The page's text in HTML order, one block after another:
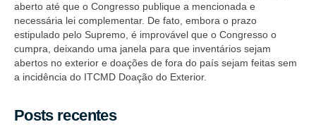
aberto até que o Congresso publique a mencionada e
necessária lei complementar. De fato, embora o prazo
estipulado pelo Supremo, é improvável que o Congresso o
cumpra, deixando uma janela para que inventários sejam
abertos no exterior e doações de fora do país sejam feitas sem
a incidência do ITCMD Doação do Exterior.
Posts recentes